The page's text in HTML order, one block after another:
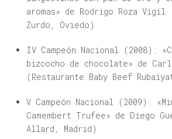
aromas» de Rodrigo Roza Vigil
Zurdo, Oviedo)
IV Campeón Nacional (2008):
bizcocho de chocolate» de
(Restaurante Baby Beef
V Campeón Nacional (2009):
Camembert Trufee» de Diego
Allard, Madrid)